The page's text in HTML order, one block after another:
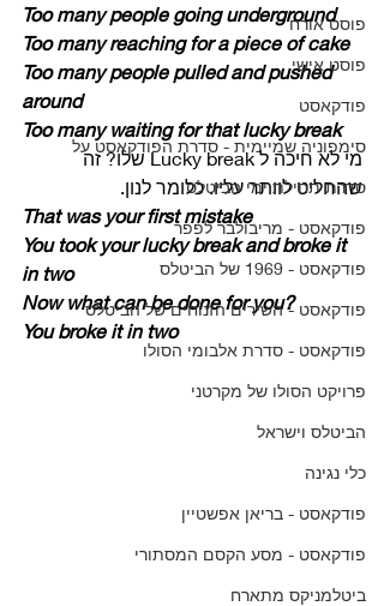
פוסט אורח
פוסט אישי
פודקאסט
סימפוניה שמיימית - סדרת הפודקאסט על
סדרת תחילת ימי הביטלס
פודקאסט - מריבולבר לפפר
פודקאסט - 1969 של הביטלס
פודקאסט - השירים הזנוחים של הביטלס
פודקאסט - סדרת אלבומי הסולו
פרויקט הסולו של מקרטני
הביטלס וישראל
כלי נגינה
פודקאסט - בריאן אפשטיין
פודקאסט - מסע הקסם המסתורי
ביטלמניקס מתארח
Too many people going underground
Too many reaching for a piece of cake
Too many people pulled and pushed
around
Too many waiting for that lucky break
מי לא חיכה ל Lucky break שלו? זה
שהחליט לוותר עליו. כלומר לנון.
That was your first mistake
You took your lucky break and broke it
in two
Now what can be done for you?
You broke it in two